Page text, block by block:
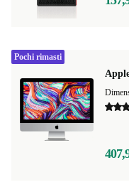
Pochi rimasti